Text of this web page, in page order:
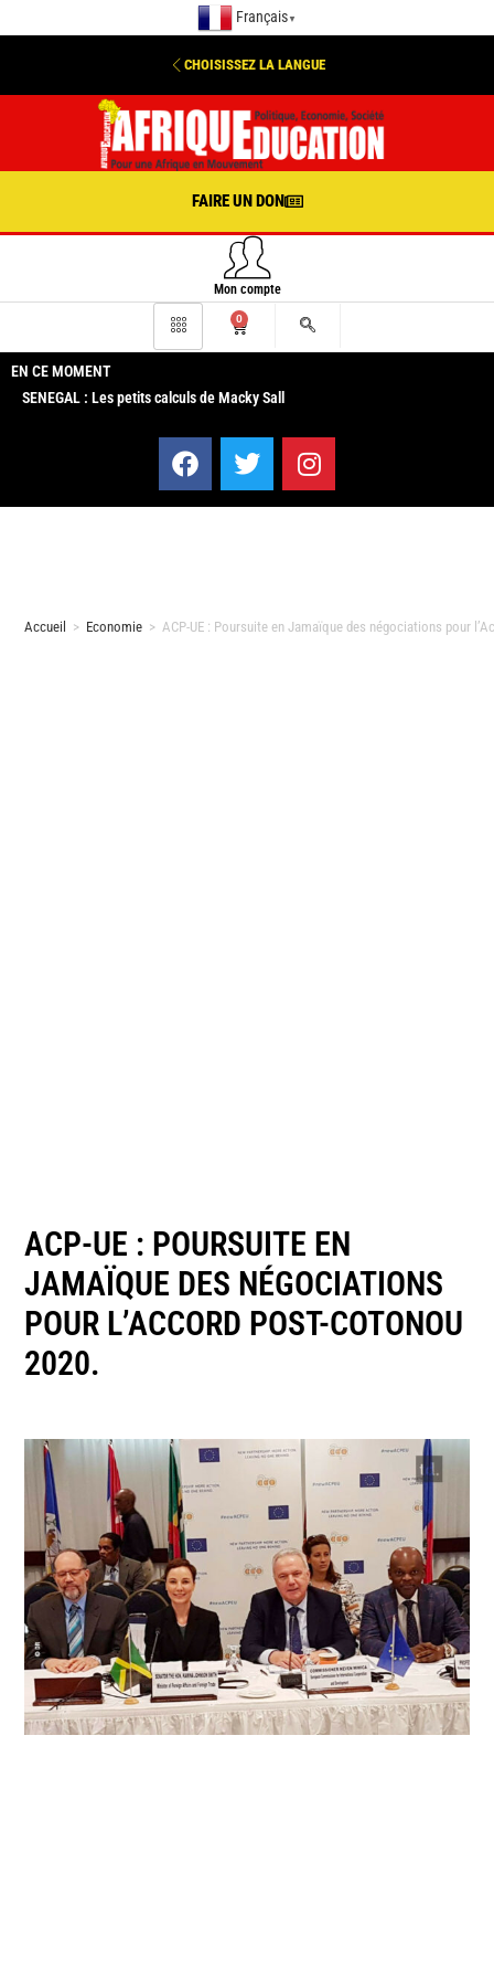
Français ▼
CHOISISSEZ LA LANGUE
FAIRE UN DON
Mon compte
0
EN CE MOMENT
SENEGAL : Les petits calculs de Macky Sall
Accueil > Economie > ACP-UE : Poursuite en Jamaïque des négociations pour
ACP-UE : POURSUITE EN
JAMAÏQUE DES NÉGOCIATIONS
POUR L’ACCORD POST-COTONOU
2020.